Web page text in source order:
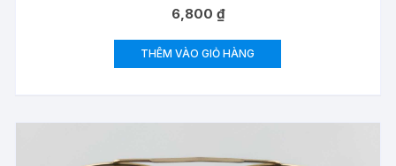
6,800 ₫
THÊM VÀO GIỎ HÀNG